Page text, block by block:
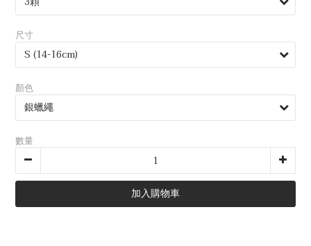
尺寸
顏色
數量
加入購物車